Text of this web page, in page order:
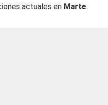
actuales en Marte.